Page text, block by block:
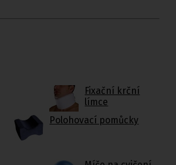
Fixační krční
límce
Polohovací pomůcky